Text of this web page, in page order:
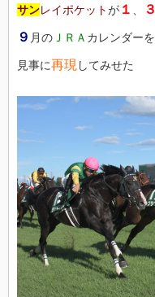
サンレイポケットが １ ３
９ 月の ＪＲＡ カレンダーを
見事に再現 してみせた